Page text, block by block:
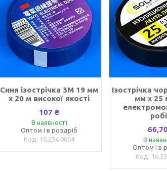
Синя ізострічка 3M 19 мм
x 20 м високої якості
107 ₴
В наявності
Оптом і в роздріб
16.234.0004
Ізострічка
мм x 25
В
Оптом і в